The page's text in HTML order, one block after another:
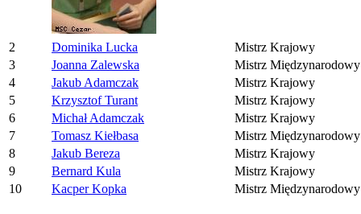
2 Dominika Lucka
Mistrz Krajowy
3
Joanna Zalewska
Mistrz Międzynarodowy
4
Jakub Adamczak
Mistrz Krajowy
5
Krzysztof Turant
Mistrz Krajowy
6
Michał Adamczak
Mistrz Krajowy
7
Tomasz Kiełbasa
Mistrz Międzynarodowy
8
Jakub Bereza
Mistrz Krajowy
9
Bernard Kula
Mistrz Krajowy
10
Kacper Kopka Mistrz Międzynarodowy